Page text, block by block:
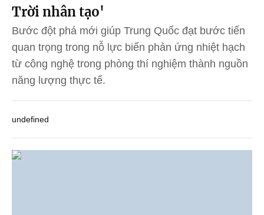
Trời nhân tạo'
Bước đột phá mới giúp Trung Quốc đạt bước tiến
quan trọng trong nỗ lực biến phản ứng nhiệt hạch
từ công nghệ trong phòng thí nghiệm thành nguồn
năng lượng thực tế.
undefined